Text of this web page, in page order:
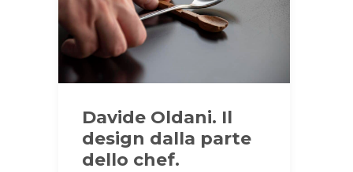
Davide Oldani. Il
design dalla parte
dello chef.